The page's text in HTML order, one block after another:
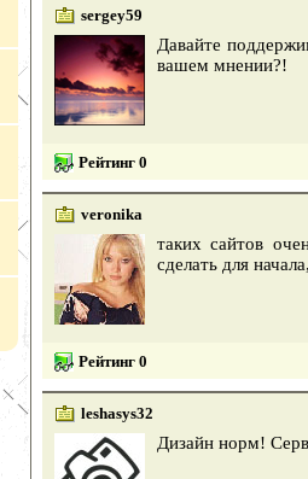
sergey59
Давайте
вашем мнении?!
Рейтинг 0
veronika
таких сайтов
сделать для
Рейтинг 0
leshasys32
Дизайн норм!